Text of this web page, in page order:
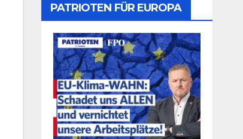
PATRIOTEN FÜR EUROPA